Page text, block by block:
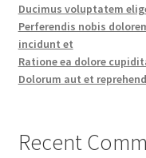
Ducimus voluptatem
Perferendis nobis
incidunt et
Ratione ea dolore
Dolorum aut et
Recent